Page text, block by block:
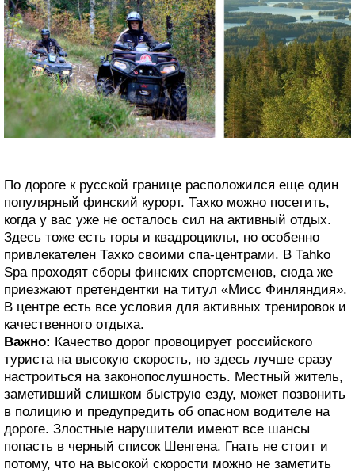
По дороге к русской границе расположился еще один
популярный финский курорт. Тахко можно посетить,
когда у вас уже не осталось сил на активный отдых.
Здесь тоже есть горы и квадроциклы, но особенно
привлекателен Тахко своими спа-центрами. В Tahko
Spa проходят сборы финских спортсменов, сюда же
приезжают претендентки на титул «Мисс Финляндия».
В центре есть все условия для активных тренировок и
качественного отдыха.
Важно: Качество дорог провоцирует российского
туриста на высокую скорость, но здесь лучше сразу
настроиться на законопослушность. Местный житель,
заметивший слишком быструю езду, может позвонить
в полицию и предупредить об опасном водителе на
дороге. Злостные нарушители имеют все шансы
попасть в черный список Шенгена. Гнать не стоит и
потому, что на высокой скорости можно не заметить